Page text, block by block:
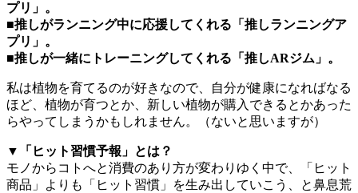
プリ」。
■推しがランニング中に応援してくれる「推しランニングア
プリ」。
■推しが一緒にトレーニングしてくれる「推しARジム」。
私は植物を育てるのが好きなので、自分が健康になればなる
ほど、植物が育つとか、新しい植物が購入できるとかあった
らやってしまうかもしれません。（ないと思いますが）
▼「ヒット習慣予報」とは？
モノからコトへと消費のあり方が変わりゆく中で、「ヒット
商品」よりも「ヒット習慣」を生み出していこう、と鼻息荒